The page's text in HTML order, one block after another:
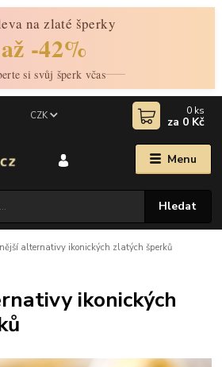
na zlaté šperky
až -42%
si svůj šperk včas
Menu
CZK
Hledat
0 ks
za 0 Kč
alternativy ikonických zlatých šperků
ikonických